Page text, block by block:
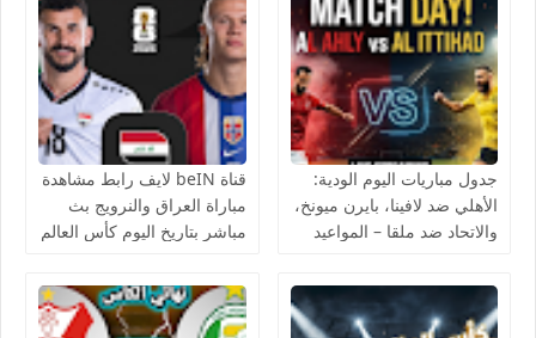
جدول مباريات اليوم الودية:
الأهلي ضد لافينا، بايرن ميونخ،
والاتحاد ضد ملقا – المواعيد
قناة beIN لايف رابط مشاهدة
مباراة العراق والنرويج بث
مباشر بتاريخ اليوم كأس العالم